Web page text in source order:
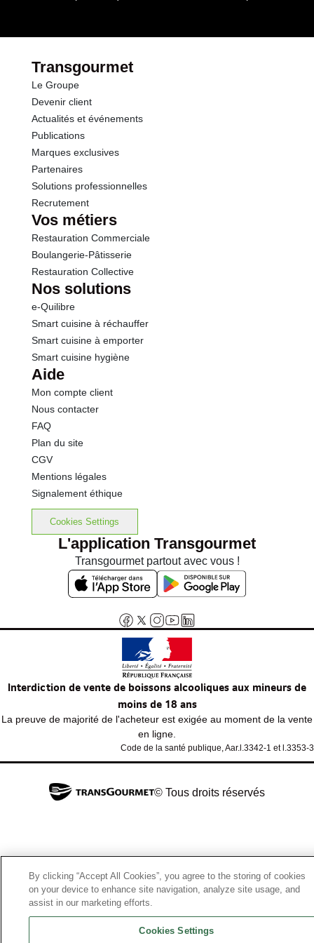
Transgourmet
Le Groupe
Devenir client
Actualités et événements
Publications
Marques exclusives
Partenaires
Solutions professionnelles
Recrutement
Vos métiers
Restauration Commerciale
Boulangerie-Pâtisserie
Restauration Collective
Nos solutions
e-Quilibre
Smart cuisine à réchauffer
Smart cuisine à emporter
Smart cuisine hygiène
Aide
Mon compte client
Nous contacter
FAQ
Plan du site
CGV
Mentions légales
Signalement éthique
Cookies Settings
L'application Transgourmet
Transgourmet partout avec vous !
Interdiction de vente de boissons alcooliques aux mineurs de
moins de 18 ans
La preuve de majorité de l'acheteur est exigée au moment de la vente
en ligne.
Code de la santé publique, Aar.l.3342-1 et l.3353-3
© Tous droits réservés
By clicking “Accept All Cookies”, you agree to the storing of cookies
on your device to enhance site navigation, analyze site usage, and
assist in our marketing efforts.
Cookies Settings